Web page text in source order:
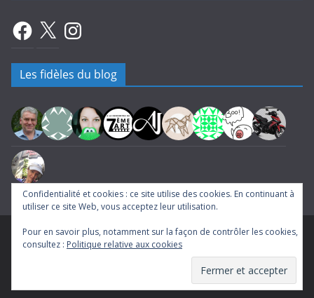
Facebook
X Instagram
Les fidèles du blog
Copyright © 2026A la rencontre du Septième Art
. Tous droits
par ThemeGrill. Propulsé parWordPress
Confidentialité et cookies : ce site utilise des cookies. En continuant à
utiliser ce site Web, vous acceptez leur utilisation.
Pour en savoir plus, notamment sur la façon de contrôler les cookies,
consultez : Politique relative aux cookies